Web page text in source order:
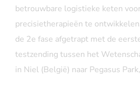
betrouwbare logistieke keten
precisietherapieën te
de 2e fase afgetrapt met de
testzending tussen het
in Niel (België) naar Pegasus